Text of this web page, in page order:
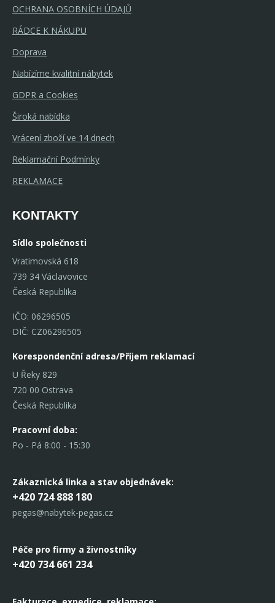
OCHRANA OSOBNÍCH ÚDAJŮ
RÁDCE K NÁKUPU
Doprava
Nabízíme kvalitní nábytek
GDPR a Cookies
Široká nabídka
Vrácení zboží ve 14 dnech
Reklamační Podmínky
REKLAMACE
KONTAKTY
Sídlo společnosti
Vratimovská 618
739 34 Václavovice
Česká Republika
IČO: 06296505
DIČ: CZ06296505
Korespondenční adresa/Příjem reklamací
U Řeky 829
720 00 Ostrava
Česká Republika
Pracovní doba:
Po - Pá 8:00 - 15:30
Zákaznická linka a stav objednávek:
+420 724 888 180
pegas@nabytek-pegas.cz
Péče pro firmy a živnostníky
+420 734 661 234